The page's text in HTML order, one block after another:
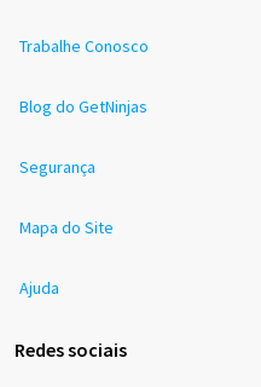
Trabalhe Conosco
Blog do GetNinjas
Segurança
Mapa do Site
Ajuda
Redes sociais